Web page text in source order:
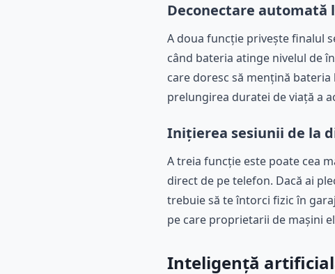
Deconectare automată
A doua funcție privește finalul
când bateria atinge nivelul de
care doresc să mențină
prelungirea duratei de viață a
Inițierea sesiunii de la
A treia funcție este poate cea
direct de pe telefon. Dacă ai
trebuie să te întorci fizic în
pe care proprietarii de mașini
Inteligență